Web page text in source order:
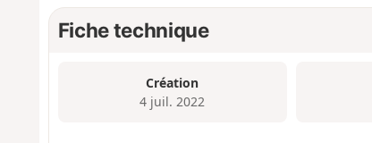
Fiche technique
Création
4 juil. 2022